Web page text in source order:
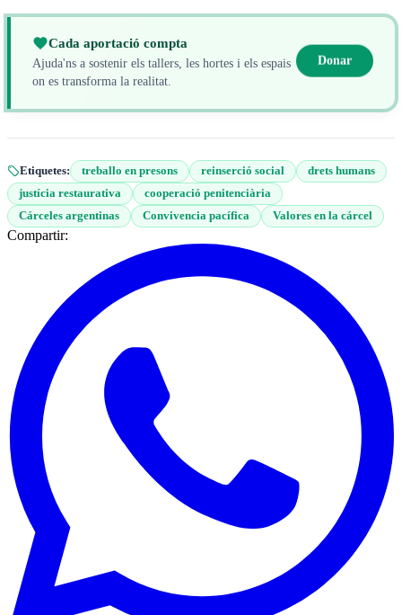
Cada aportació compta
Ajuda'ns a sostenir els tallers, les hortes i els espais
on es transforma la realitat.
Donar
Etiquetes: treballo en presons reinserció social
drets humans
justícia restaurativa
cooperació penitenciària
Cárceles argentinas
Convivencia pacífica Valores en la cárcel
Compartir: